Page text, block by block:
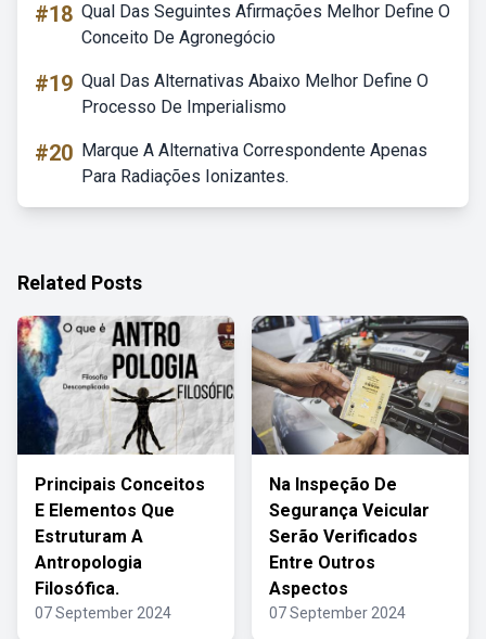
#18 Qual Das Seguintes Afirmações Melhor Define O
Conceito De Agronegócio
#19 Qual Das Alternativas Abaixo Melhor Define O
Processo De Imperialismo
#20 Marque A Alternativa Correspondente Apenas
Para Radiações Ionizantes.
Related Posts
Principais Conceitos
E Elementos Que
Estruturam A
Antropologia
Filosófica.
07 September 2024
Na Inspeção De
Segurança Veicular
Serão Verificados
Entre Outros
Aspectos
07 September 2024